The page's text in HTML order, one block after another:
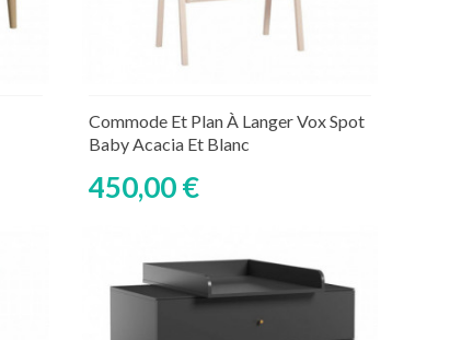
Commode Et Plan À Langer Vox Spot
Baby Acacia Et Blanc
450,00 €